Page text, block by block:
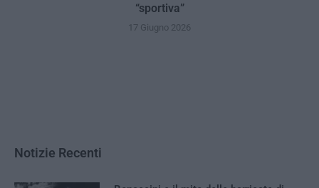
“sportiva”
17 Giugno 2026
Notizie Recenti